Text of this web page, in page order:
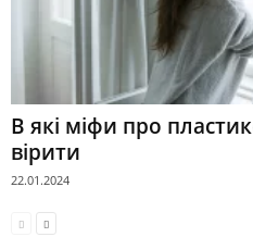
В які міфи про
вірити
22.01.2024